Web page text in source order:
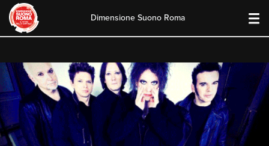
content
Dimensione Suono Roma